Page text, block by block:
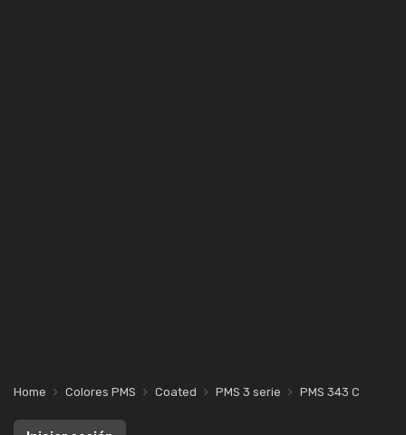
Home Colores PMS Coated PMS 3 serie PMS 343 C